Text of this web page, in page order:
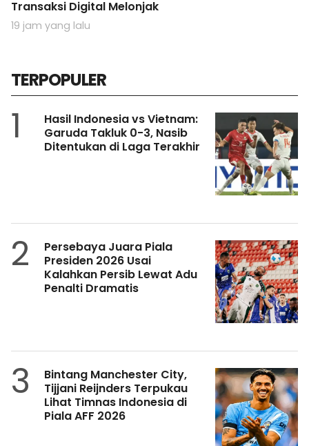
Transaksi Digital Melonjak
19 jam yang lalu
TERPOPULER
1
Hasil Indonesia vs Vietnam:
Garuda Takluk 0-3, Nasib
Ditentukan di Laga Terakhir
2
Persebaya Juara Piala
Presiden 2026 Usai
Kalahkan Persib Lewat Adu
Penalti Dramatis
3
Bintang Manchester City,
Tijjani Reijnders Terpukau
Lihat Timnas Indonesia di
Piala AFF 2026